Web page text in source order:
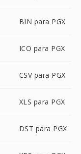
BIN para PGX
ICO para PGX
CSV para PGX
XLS para PGX
DST para PGX